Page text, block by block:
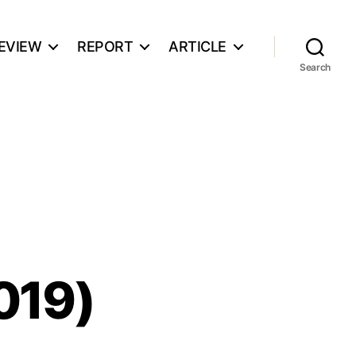
REPORT ARTICLE
Search